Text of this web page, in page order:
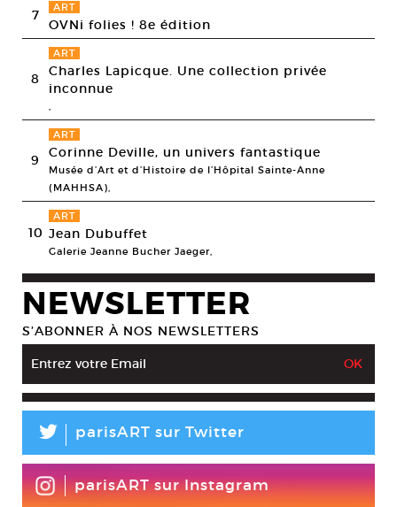
7 ART
OVNi folies ! 8e édition
8
ART
Charles Lapicque. Une collection privée
inconnue
,
9
ART
Corinne Deville, un univers fantastique
Musée d’Art et d’Histoire de l’Hôpital Sainte-Anne
(MAHHSA),
10
ART
Jean Dubuffet
Galerie Jeanne Bucher Jaeger,
NEWSLETTER
S’ABONNER À NOS NEWSLETTERS
L parisART sur Twitter
parisART sur Instagram